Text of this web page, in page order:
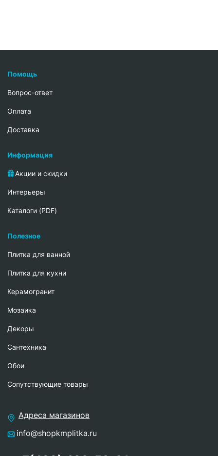
Помощь
Вопрос-ответ
Oплата
Доставка
Информация
Акции и скидки
Интерьеры
Каталоги (PDF)
Полезное
Плитка для ванной
Плитка для кухни
Керамогранит
Мозаика
Декоры
Сантехника
Обои
Сопутствующие товары
Адреса магазинов
info@shopkmplitka.ru